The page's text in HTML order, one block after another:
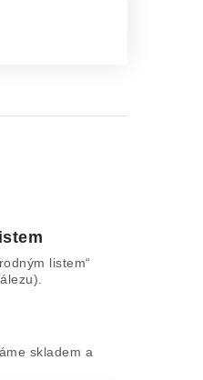
listem“
skladem a